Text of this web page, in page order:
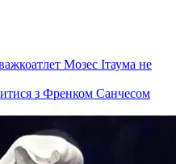
з Френком Санчесом